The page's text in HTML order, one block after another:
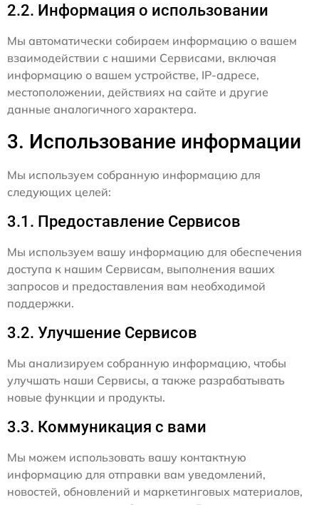
2.2. Информация о использовании
Мы автоматически собираем информацию о вашем
взаимодействии с нашими Сервисами, включая
информацию о вашем устройстве, IP-адресе,
местоположении, действиях на сайте и другие
данные аналогичного характера.
3. Использование информации
Мы используем собранную информацию для
следующих целей:
3.1. Предоставление Сервисов
Мы используем вашу информацию для обеспечения
доступа к нашим Сервисам, выполнения ваших
запросов и предоставления вам необходимой
поддержки.
3.2. Улучшение Сервисов
Мы анализируем собранную информацию, чтобы
улучшать наши Сервисы, а также разрабатывать
новые функции и продукты.
3.3. Коммуникация с вами
Мы можем использовать вашу контактную
информацию для отправки вам уведомлений,
новостей, обновлений и маркетинговых материалов,